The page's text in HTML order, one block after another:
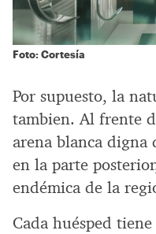
Foto: Cortesía
Por supuesto, la
tambien. Al frente
arena blanca
en la parte
endémica de la
Cada huésped